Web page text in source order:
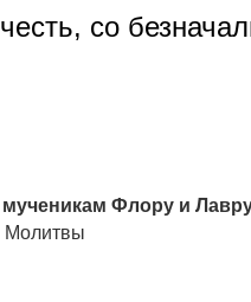
со
Флору и
Молитвы